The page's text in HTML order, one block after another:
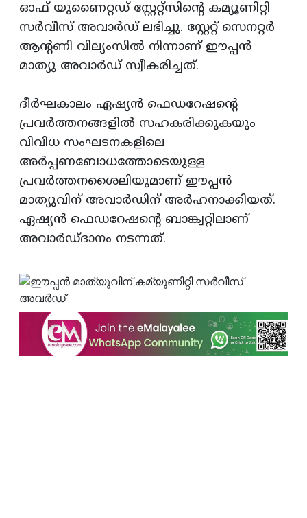
ഓഫ്‌ യുണൈറ്റഡ്‌ സ്റ്റേറ്റ്‌സിന്റെ കമ്യൂണിറ്റി
സര്‍വീസ്‌ അവാര്‍ഡ്‌ ലഭിച്ചു. സ്റ്റേറ്റ്‌ സെനറ്റര്‍
ആന്റണി വില്യംസില്‍ നിന്നാണ്‌ ഈപ്പന്‍
മാത്യു അവാര്‍ഡ്‌ സ്വീകരിച്ചത്‌.
ദീര്‍ഘകാലം ഏഷ്യന്‍ ഫെഡറേഷന്റെ
പ്രവര്‍ത്തനങ്ങളില്‍ സഹകരിക്കുകയും
വിവിധ സംഘടനകളിലെ
അര്‍പ്പണബോധത്തോടെയുള്ള
പ്രവര്‍ത്തനശൈലിയുമാണ്‌ ഈപ്പന്‍
മാത്യുവിന്‌ അവാര്‍ഡിന്‌ അര്‍ഹനാക്കിയത്‌.
ഏഷ്യന്‍ ഫെഡറേഷന്റെ ബാങ്ക്വറ്റിലാണ്‌
അവാര്‍ഡ്‌ദാനം നടന്നത്‌.